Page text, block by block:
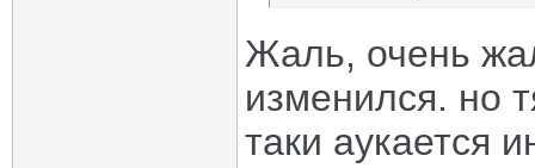
Жаль, очень
изменился. но
таки аукается